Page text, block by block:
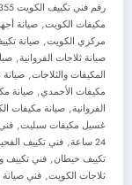
رقم فني تكييف الكويت 60352355
مكيفات الكويت, صيانة
مركزي الكويت, صيانة
صيانة ثلاجات الفروانية,
المكيفات والثلاجات, صيانة
مكيفات الأحمدي, صيانة
الفروانية, صيانة مكيفات
غسيل مكيفات سبليت,
24 ساعة
, فني تكييف
تكييف خيطان, فني تكييف
ثلاجات الكويت, فني